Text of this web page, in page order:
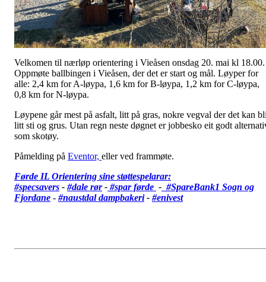
Velkomen til nærløp orientering i Vieåsen onsdag 20. mai kl 18.00.
Oppmøte ballbingen i Vieåsen, der det er start og mål. Løyper for
alle: 2,4 km for A-løypa, 1,6 km for B-løypa, 1,2 km for C-løypa,
0,8 km for N-løypa.
Løypene går mest på asfalt, litt på gras, nokre vegval der det kan
litt sti og grus. Utan regn neste døgnet er jobbesko eit godt
som skotøy.
Påmelding på Eventor, eller ved frammøte.
Førde IL Orientering sine støttespelarar:
#specsavers - #dale rør- #spar førde - #SpareBank1 Sogn og
Fjordane - #naustdal dampbakeri - #enivest